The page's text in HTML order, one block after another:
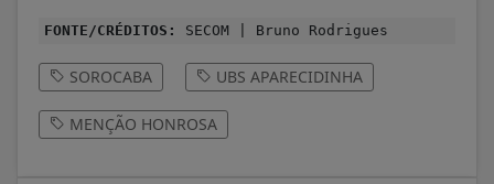
FONTE/CRÉDITOS: SECOM | Bruno Rodrigues
SOROCABA UBS APARECIDINHA
MENÇÃO HONROSA